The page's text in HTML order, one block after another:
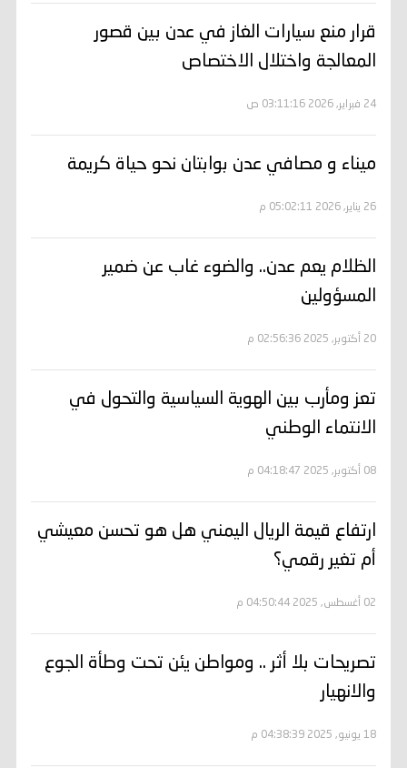
قرار منع سيارات الغاز في عدن بين قصور
المعالجة واختلال الاختصاص
24 فبراير, 2026 03:11:16 ص
ميناء و مصافي عدن بوابتان نحو حياة كريمة
26 يناير, 2026 05:02:11 م
الظلام يعم عدن.. والضوء غاب عن ضمير
المسؤولين
20 أكتوبر, 2025 02:56:36 م
تعز ومأرب بين الهوية السياسية والتحول في
الانتماء الوطني
08 أكتوبر, 2025 04:18:47 م
ارتفاع قيمة الريال اليمني هل هو تحسن معيشي
أم تغير رقمي؟
02 أغسطس, 2025 04:50:44 م
تصريحات بلا أثر .. ومواطن يئن تحت وطأة الجوع
والانهيار
18 يونيو, 2025 04:38:39 م